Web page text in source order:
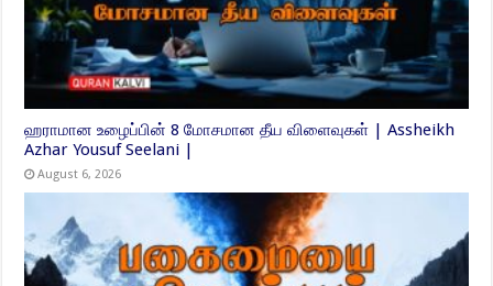
ஹராமான உழைப்பின் 8 மோசமான தீய விளைவுகள் | Assheikh
Azhar Yousuf Seelani |
August 6, 2026